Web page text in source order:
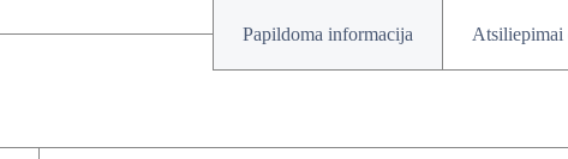
Papildoma informacija Atsiliepimai